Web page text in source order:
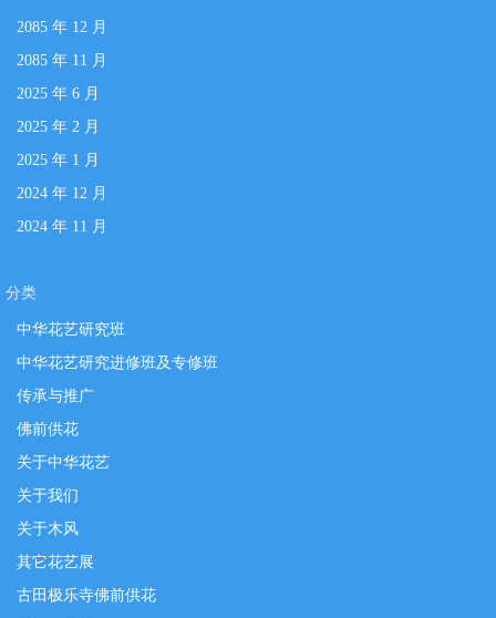
2085 年 12 月
2085 年 11 月
2025 年 6 月
2025 年 2 月
2025 年 1 月
2024 年 12 月
2024 年 11 月
分类
中华花艺研究班
中华花艺研究进修班及专修班
传承与推广
佛前供花
关于中华花艺
关于我们
关于木风
其它花艺展
古田极乐寺佛前供花